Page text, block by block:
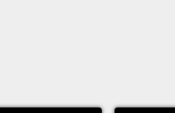
好了。我和綠巨人浩克一樣強